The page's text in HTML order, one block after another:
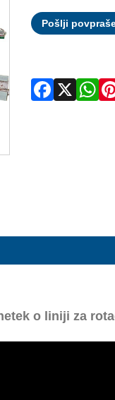
Pošlji
o liniji za